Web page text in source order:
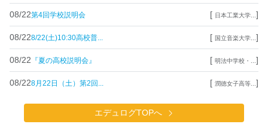
08/22第4回学校説明会 [ 日本工業大学... ]
08/228/22(土)10:30高校普... [ 国立音楽大学... ]
08/22 『夏の高校説明会』 [ 明法中学校・... ]
08/228月22日（土）第2回... [ 潤徳女子高等... ]
エデュログTOPへ